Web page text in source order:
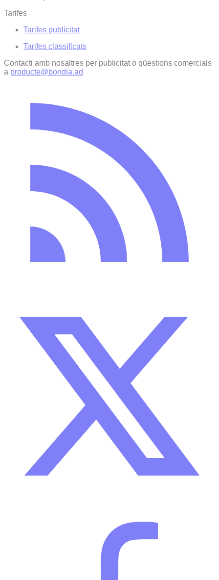
Tarifes
Tarifes publicitat
Tarifes classificats
Contacti amb nosaltres per publicitat o qüestions comercials
a producte@bondia.ad